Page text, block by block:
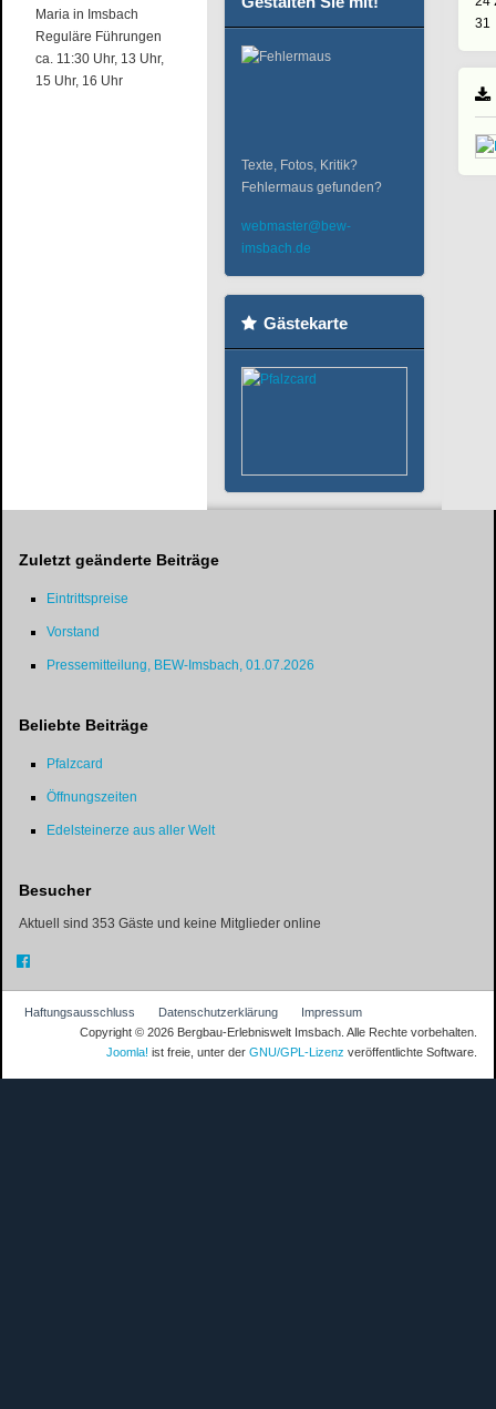
Maria in Imsbach
Reguläre Führungen
ca. 11:30 Uhr, 13 Uhr,
15 Uhr, 16 Uhr
Texte, Fotos, Kritik?
Fehlermaus gefunden?
webmaster@bew-
imsbach.de
Gästekarte
31
Zuletzt geänderte Beiträge
Eintrittspreise
Vorstand
Pressemitteilung, BEW-Imsbach, 01.07.2026
Beliebte Beiträge
Pfalzcard
Öffnungszeiten
Edelsteinerze aus aller Welt
Besucher
Aktuell sind 353 Gäste und keine Mitglieder online
Haftungsausschluss Datenschutzerklärung
Impressum
Copyright © 2026 Bergbau-Erlebniswelt Imsbach. Alle Rechte vorbehalten.
Joomla! ist freie, unter der GNU/GPL-Lizenz veröffentlichte Software.